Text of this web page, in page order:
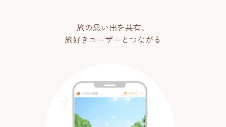
旅の思い出を共有、
旅好きユーザーとつながる